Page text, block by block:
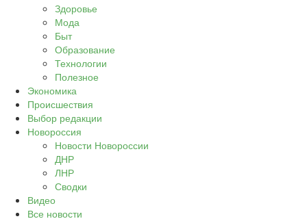
Здоровье
Мода
Быт
Образование
Технологии
Полезное
Экономика
Происшествия
Выбор редакции
Новороссия
Новости Новороссии
ДНР
ЛНР
Сводки
Видео
Все новости